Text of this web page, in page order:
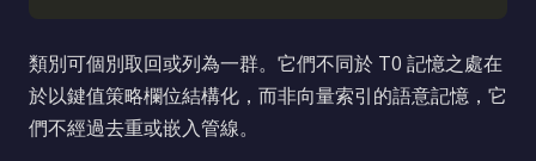
類別可個別取回或列為一群。它們不同於 T0 記憶之處在
於以鍵值策略欄位結構化，而非向量索引的語意記憶，它
們不經過去重或嵌入管線。